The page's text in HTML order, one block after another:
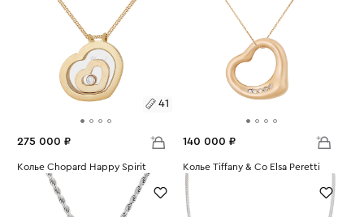
41
275 000 ₽
Размеры:
Колье Chopard Happy Spirit
17.4
140 000 ₽
Колье Tiffany & Co Elsa Peretti
Вес: